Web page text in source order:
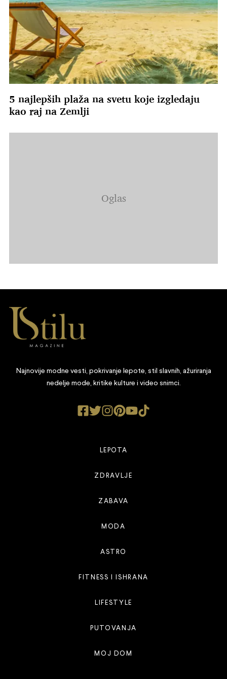
5 najlepših plaža na svetu koje izgledaju
kao raj na Zemlji
Najnovije modne vesti, pokrivanje lepote, stil slavnih, ažuriranja
nedelje mode, kritike kulture i video snimci.
LEPOTA
ZDRAVLJE
ZABAVA
MODA
ASTRO
FITNESS I ISHRANA
LIFESTYLE
PUTOVANJA
MOJ DOM